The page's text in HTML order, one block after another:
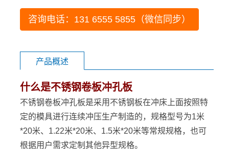
咨询电话：131 6555 5855（微信同步）
产品概述
什么是不锈钢卷板冲孔板
不锈钢卷板冲孔板是采用不锈钢板在冲床上面按照特
定的模具进行连续冲压生产制造的，规格型号为1米
*20米、1.22米*20米、1.5米*20米等常规规格，也可
根据用户需求定制其他异型规格。